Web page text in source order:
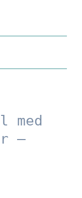
med
–